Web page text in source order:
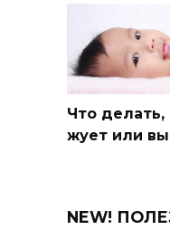
Что делать,
жует или
NEW!